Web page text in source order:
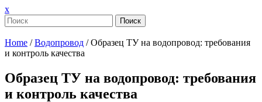
xЗакрыть
меню
Поиск
Home /Водопровод /Образец ТУ на водопровод: требования
и контроль качества
Образец ТУ на водопровод: требования
и контроль качества